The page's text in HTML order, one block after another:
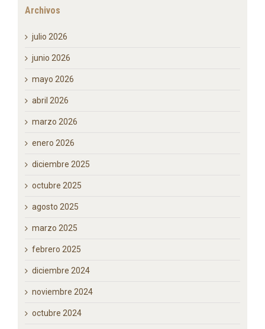
Archivos
julio 2026
junio 2026
mayo 2026
abril 2026
marzo 2026
enero 2026
diciembre 2025
octubre 2025
agosto 2025
marzo 2025
febrero 2025
diciembre 2024
noviembre 2024
octubre 2024